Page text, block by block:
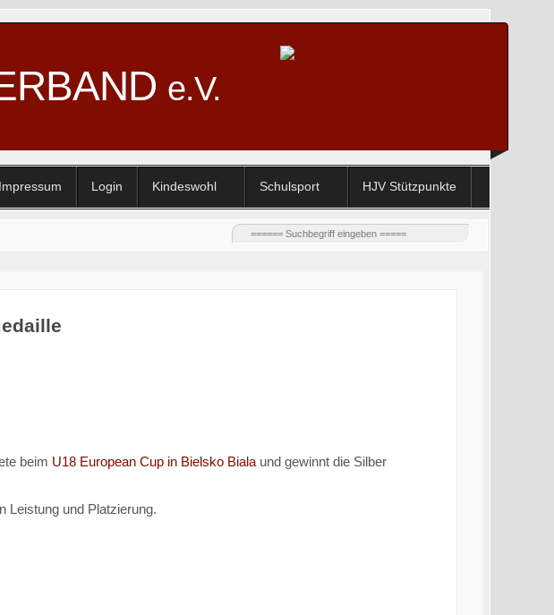
e.V.
Impressum Login Kindeswohl Schulsport HJV Stützpunkte
beim U18 European Cup in Bielsko Bialaund gewinnt die Silber
Leistung und Platzierung.